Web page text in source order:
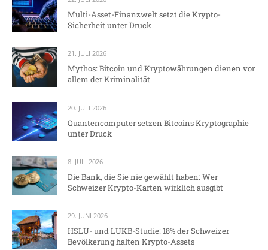
Multi-Asset-Finanzwelt setzt die Krypto-
Sicherheit unter Druck
21. JULI 2026
Mythos: Bitcoin und Kryptowährungen dienen vor
allem der Kriminalität
20. JULI 2026
Quantencomputer setzen Bitcoins Kryptographie
unter Druck
8. JULI 2026
Die Bank, die Sie nie gewählt haben: Wer
Schweizer Krypto-Karten wirklich ausgibt
29. JUNI 2026
HSLU- und LUKB-Studie: 18% der Schweizer
Bevölkerung halten Krypto-Assets